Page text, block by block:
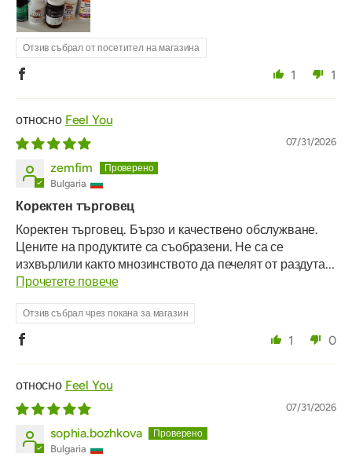
Отзив събрал от посетител на магазина
1 1
Feel You
07/31/2026
zemfim
Bulgaria
Коректен търговец
Коректен търговец. Бързо и качествено обслужване.
Цените на продуктите са съобразени. Не са се
изхвърлили както мнозинството да печелят от раздута...
Прочетете повече
Отзив събрал чрез покана за магазин
1 0
Feel You
07/31/2026
sophia.bozhkova
Bulgaria